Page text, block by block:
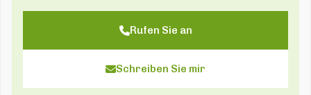
Rufen Sie an
Schreiben Sie mir